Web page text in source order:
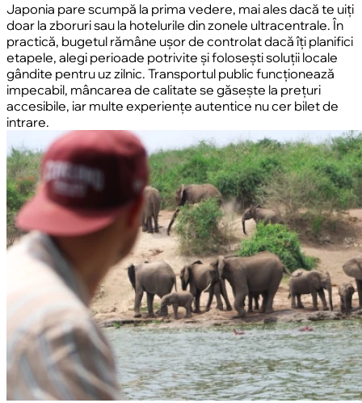
Japonia pare scumpă la prima vedere, mai ales dacă te uiți
doar la zboruri sau la hotelurile din zonele ultracentrale. În
practică, bugetul rămâne ușor de controlat dacă îți planifici
etapele, alegi perioade potrivite și folosești soluții locale
gândite pentru uz zilnic. Transportul public funcționează
impecabil, mâncarea de calitate se găsește la prețuri
accesibile, iar multe experiențe autentice nu cer bilet de
intrare.